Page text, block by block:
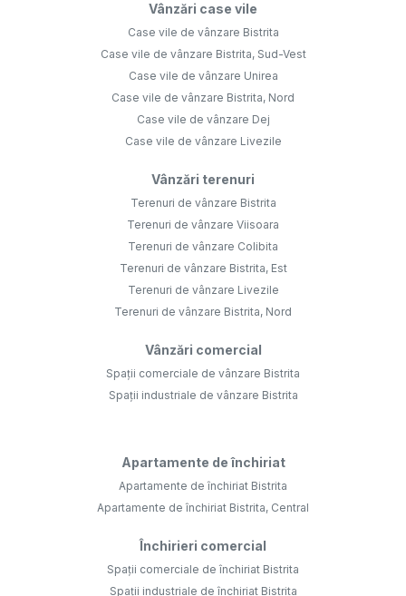
Vânzări case vile
Case vile de vânzare Bistrita
Case vile de vânzare Bistrita, Sud-Vest
Case vile de vânzare Unirea
Case vile de vânzare Bistrita, Nord
Case vile de vânzare Dej
Case vile de vânzare Livezile
Vânzări terenuri
Terenuri de vânzare Bistrita
Terenuri de vânzare Viisoara
Terenuri de vânzare Colibita
Terenuri de vânzare Bistrita, Est
Terenuri de vânzare Livezile
Terenuri de vânzare Bistrita, Nord
Vânzări comercial
Spații comerciale de vânzare Bistrita
Spații industriale de vânzare Bistrita
Apartamente de închiriat
Apartamente de închiriat Bistrita
Apartamente de închiriat Bistrita, Central
Închirieri comercial
Spații comerciale de închiriat Bistrita
Spații industriale de închiriat Bistrita